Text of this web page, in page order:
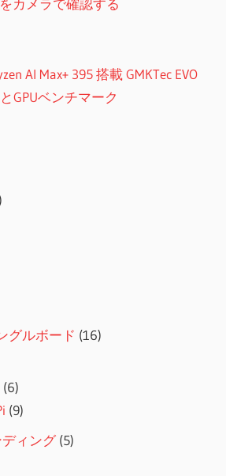
カメラで確認する
AI Max+ 395 搭載 GMKTec EVO
GPUベンチマーク
グルボード (16)
(6)
(9)
ィング(5)